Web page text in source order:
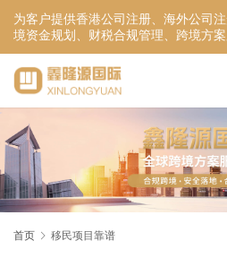
为客户提供香港公司注册、海外公司
境资金规划、财税合规管理、跨境方
服务！
首页 移民项目靠谱